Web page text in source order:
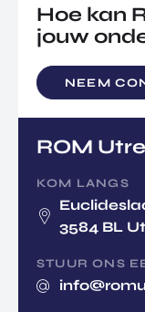
Hoe kan
jouw
NEEM
ROM
KOM LANGS
3584 BL
STUUR ONS